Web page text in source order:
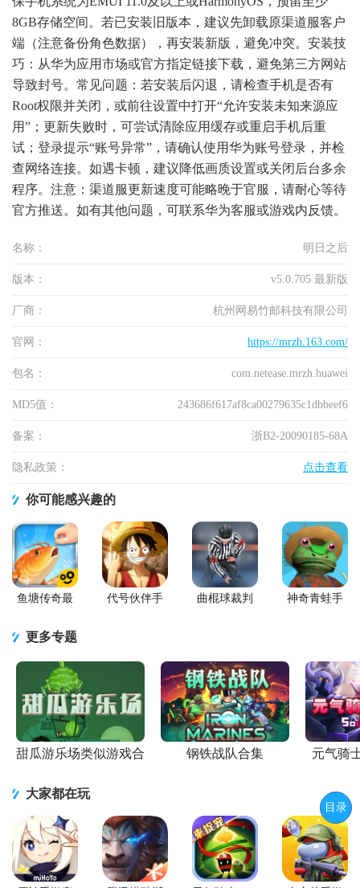
8GB存储空间。若已安装旧版本，建议先卸载原渠道服客户
端（注意备份角色数据），再安装新版，避免冲突。安装技
巧：从华为应用市场或官方指定链接下载，避免第三方网站
导致封号。常见问题：若安装后闪退，请检查手机是否有
Root权限并关闭，或前往设置中打开“允许安装未知来源应
用”；更新失败时，可尝试清除应用缓存或重启手机后重
试；登录提示“账号异常”，请确认使用华为账号登录，并检
查网络连接。如遇卡顿，建议降低画质设置或关闭后台多余
程序。注意：渠道服更新速度可能略晚于官服，请耐心等待
官方推送。如有其他问题，可联系华为客服或游戏内反馈。
名称： 明日之后
版本： v5.0.705 最新版
厂商： 杭州网易竹邮科技有限公司
官网： https://mrzh.163.com/
包名： com.netease.mrzh.huawei
MD5值： 243686f617af8ca00279635c1dbbeef6
备案： 浙B2-20090185-68A
隐私政策： 点击查看
你可能感兴趣的
鱼塘传奇最
代号伙伴手
曲棍球裁判
神奇青蛙手
更多专题
甜瓜游乐场类似游戏合
钢铁战队合集 元气骑
大家都在玩
目录